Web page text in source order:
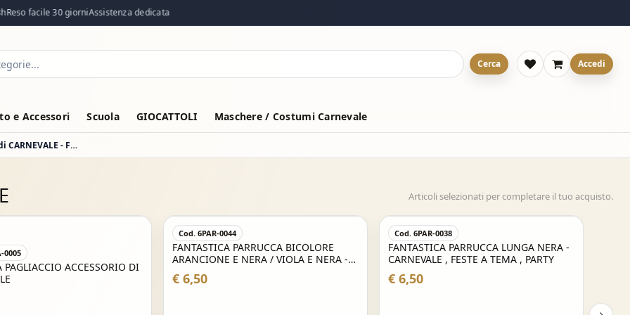
facile 30 giorniAssistenza dedicata
Cerca Accedi
e Accessori Scuola GIOCATTOLI Maschere / Costumi Carnevale
VESTITO COSTUME Maschera di CARNEVALE - FARINELLA
Articoli selezionati per completare il tuo acquisto.
0005
PAGLIACCIO ACCESSORIO DI
Cod. 6PAR-0044
FANTASTICA PARRUCCA BICOLORE
ARANCIONE E NERA / VIOLA E NERA -
CARNEVALE , FESTE A TEMA , PARTY
€ 6,50
Cod. 6PAR-0038
FANTASTICA PARRUCCA LUNGA NERA -
CARNEVALE , FESTE A TEMA , PARTY
€ 6,50